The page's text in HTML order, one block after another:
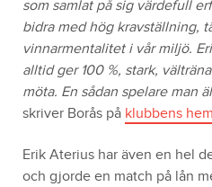
som samlat på sig värdefull
bidra med hög kravställning,
vinnarmentalitet i vår miljö.
alltid ger 100 %, stark,
möta. En sådan spelare man
skriver Borås på klubbens
Erik Aterius har även en hel
och gjorde en match på lån